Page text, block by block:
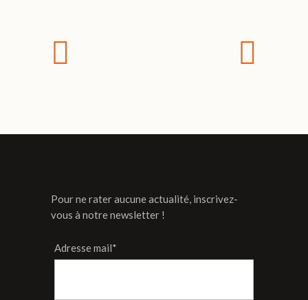
Pour ne rater aucune actualité, inscrivez-
vous à notre newsletter !
Adresse mail*